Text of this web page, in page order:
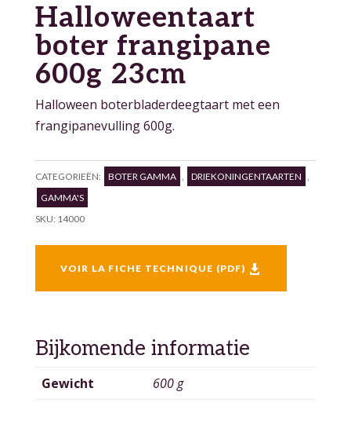
Halloweentaart
boter frangipane
600g 23cm
Halloween boterbladerdeegtaart met een
frangipanevulling 600g.
VOIR LA FICHE TECHNIQUE (PDF) 
SKU: 14000
CATEGORIEËN: BOTER GAMMA , DRIEKONINGENTAARTEN ,
GAMMA'S
Bijkomende informatie
Gewicht 600 g